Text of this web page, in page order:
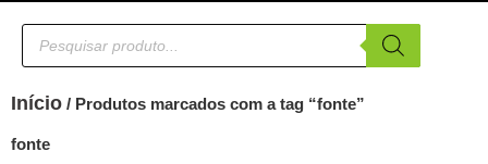
Início / Produtos marcados com a tag “fonte”
fonte